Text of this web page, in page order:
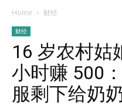
Home 财经
财经
16 岁农村姑
小时赚 500
服剩下给奶